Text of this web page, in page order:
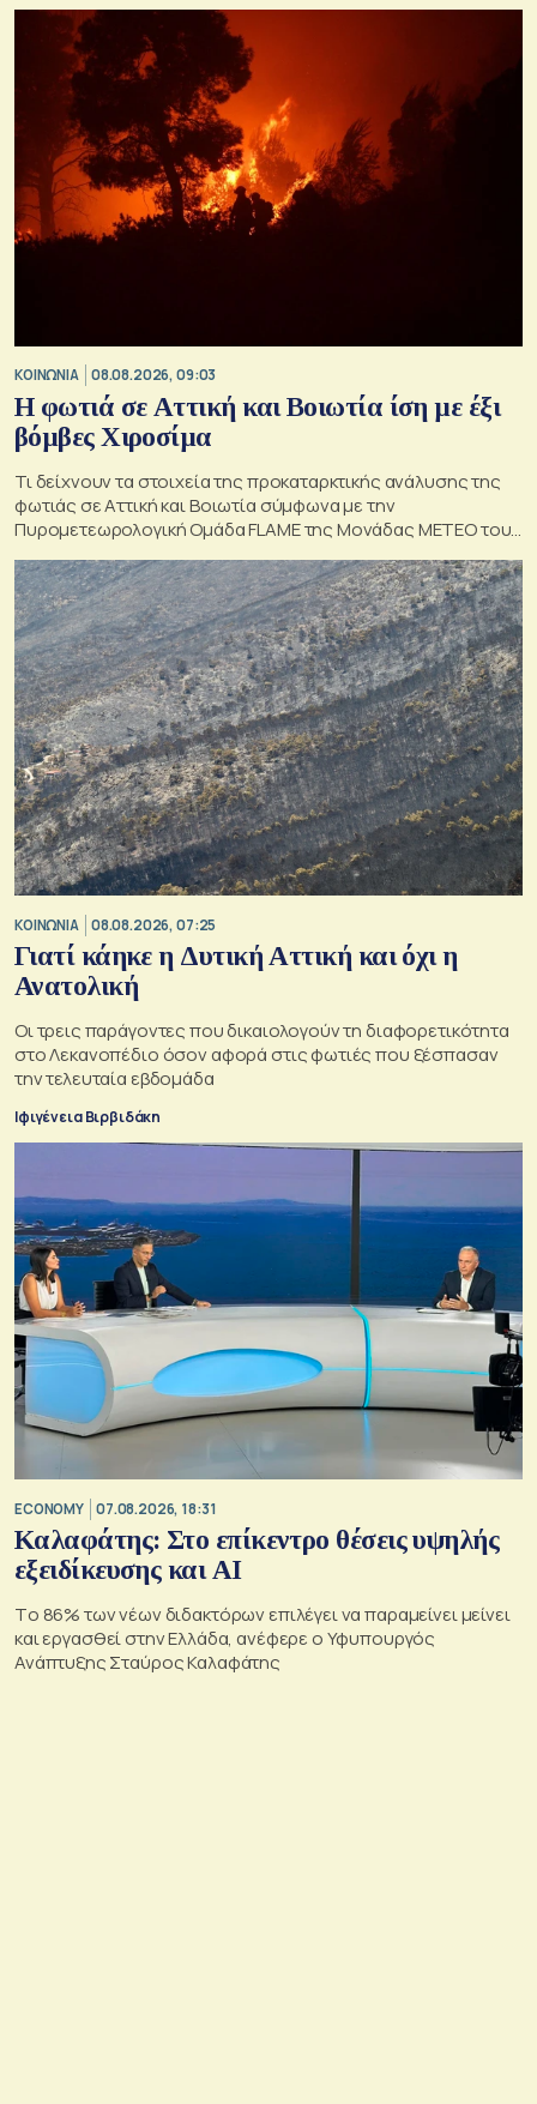
ΚΟΙΝΩΝΙΑ 08.08.2026, 09:03
Η φωτιά σε Αττική και Βοιωτία ίση με έξι
βόμβες Χιροσίμα
Τι δείχνουν τα στοιχεία της προκαταρκτικής ανάλυσης της
φωτιάς σε Αττική και Βοιωτία σύμφωνα με την
Πυρομετεωρολογική Ομάδα FLAME της Μονάδας ΜΕΤΕΟ του
ΚΟΙΝΩΝΙΑ 08.08.2026, 07:25
Γιατί κάηκε η Δυτική Αττική και όχι η
Ανατολική
Oι τρεις παράγοντες που δικαιολογούν τη διαφορετικότητα
στο Λεκανοπέδιο όσον αφορά στις φωτιές που ξέσπασαν
την τελευταία εβδομάδα
Ιφιγένεια Βιρβιδάκη
ECONOMY 07.08.2026, 18:31
Καλαφάτης: Στο επίκεντρο θέσεις υψηλής
εξειδίκευσης και AI
Tο 86% των νέων διδακτόρων επιλέγει να παραμείνει μείνει
και εργασθεί στην Ελλάδα, ανέφερε ο Υφυπουργός
Ανάπτυξης Σταύρος Καλαφάτης